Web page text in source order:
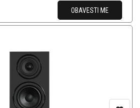
OBAVESTI ME